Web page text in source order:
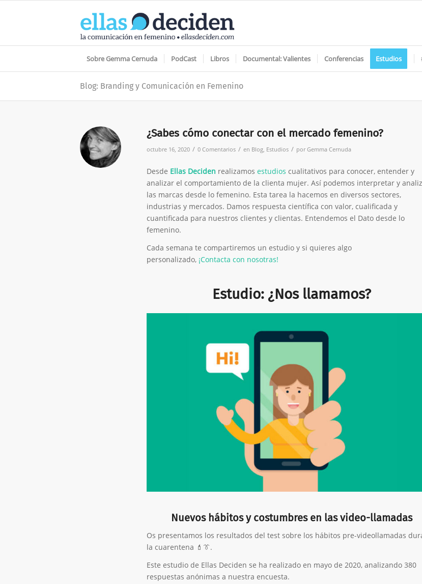
Sobre Gemma Cernuda PodCast Libros Documental: Valientes Conferencias Estudios
Blog: Branding y Comunicación en Femenino
¿Sabes cómo conectar con el mercado femenino?
octubre 16, 2020 / 0 Comentarios / en Blog, Estudios / porGemma Cernuda
Desde Ellas Deciden realizamos estudios cualitativos para conocer, entender y
analizar el comportamiento de la clienta mujer. Así podemos interpretar y
las marcas desde lo femenino. Esta tarea la hacemos en diversos sectores,
industrias y mercados. Damos respuesta científica con valor, cualificada y
cuantificada para nuestros clientes y clientas. Entendemos el Dato desde lo
femenino.
Cada semana te compartiremos un estudio y si quieres algo
personalizado, ¡Contacta con nosotras!
Estudio: ¿Nos llamamos?
Nuevos hábitos y costumbres en las video-llamadas
Os presentamos los resultados del test sobre los hábitos pre-videollamadas
la cuarentena 💄👔.
Este estudio de Ellas Deciden se ha realizado en mayo de 2020, analizando 380
respuestas anónimas a nuestra encuesta.